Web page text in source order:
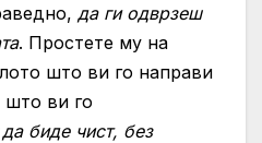
да ги одврзеш
. Простете му на
што ви го направи
што ви го
биде чист, без